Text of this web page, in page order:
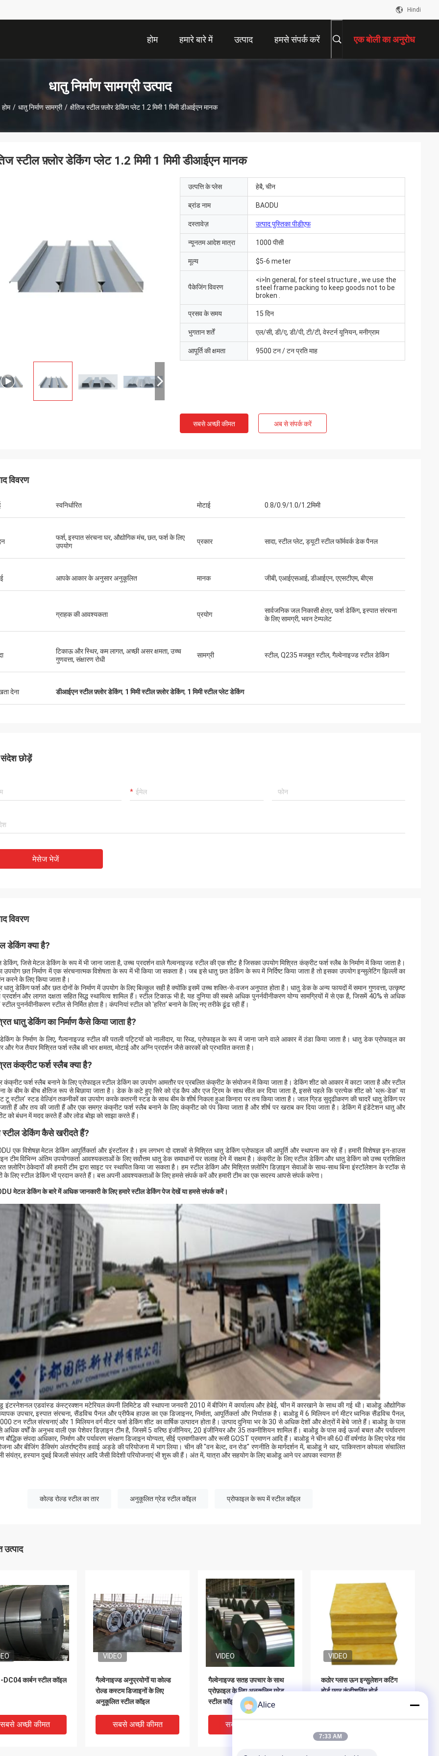
Hindi
होम हमारे बारे में उत्पाद हमसे संपर्क करें एक बोली का अनुरोध
धातु निर्माण सामग्री उत्पाद
होम / धातु निर्माण सामग्री / क्षैतिज स्टील फ़्लोर डेकिंग प्लेट 1.2 मिमी 1 मिमी डीआईएन मानक
रहा, धन्यवाद, हम इसे पाकर खुश हैंउत्पाद पहले से ही
संयंत्र में है। हम आपसे जो कुछ भी संवाद करते हैं"
स्टील फ़्लोर डेकिंग प्लेट 1.2 मिमी 1 मिमी डीआईएन मानक
उत्पत्ति के प्लेस हेबै, चीन
ब्रांड नाम BAODU
दस्तावेज़ उत्पाद पुस्तिका पीडीएफ
न्यूनतम आदेश मात्रा 1000 पीसी
मूल्य $5-6 meter
पैकेजिंग विवरण
<i>In general, for steel structure , we use the
steel frame packing to keep goods not to be
broken .
प्रसव के समय 15 दिन
भुगतान शर्तें एल/सी, डी/ए, डी/पी, टी/टी, वेस्टर्न यूनियन, मनीग्राम
आपूर्ति की क्षमता 9500 टन / टन प्रति माह
सबसे अच्छी कीमत अब से संपर्क करें
विवरण
स्वनिर्धारित मोटाई 0.8/0.9/1.0/1.2मिमी
फर्श, इस्पात संरचना घर, औद्योगिक मंच, छत, फर्श के लिए
उपयोग
प्रकार सादा, स्टील प्लेट, ड्यूटी स्टील फॉर्मवर्क डेक पैनल
आपके आकार के अनुसार अनुकूलित मानक जीबी, एआईएसआई, डीआईएन, एएसटीएम, बीएस
ग्राहक की आवश्यकता प्रयोग
सार्वजनिक जल निकासी क्षेत्र, फर्श डेकिंग, इस्पात संरचना
के लिए सामग्री, भवन टेम्पलेट
टिकाऊ और स्थिर, कम लागत, अच्छी असर क्षमता, उच्च
गुणवत्ता, संक्षारण रोधी
सामग्री स्टील, Q235 मजबूत स्टील, गैल्वेनाइज्ड स्टील डेकिंग
देना डीआईएन स्टील फ़्लोर डेकिंग, 1 मिमी स्टील फ़्लोर डेकिंग, 1 मिमी स्टील प्लेट डेकिंग
छोड़ें
मेसेज भेजें
विवरण
डेकिंग क्या है?
डेकिंग, जिसे मेटल डेकिंग के रूप में भी जाना जाता है, उच्च प्रदर्शन वाले गैल्वनाइज्ड स्टील की एक शीट है जिसका उपयोग मिश्रित कंक्रीट फर्श स्लैब के निर्माण में किया जाता है।
उपयोग छत निर्माण में एक संरचनात्मक विशेषता के रूप में भी किया जा सकता है। जब इसे धातु छत डेकिंग के रूप में निर्दिष्ट किया जाता है तो इसका उपयोग इन्सुलेटिंग झिल्ली का
करने के लिए किया जाता है।
धातु डेकिंग फर्श और छत दोनों के निर्माण में उपयोग के लिए बिल्कुल सही है क्योंकि इसमें उच्च शक्ति-से-वजन अनुपात होता है। धातु डेक के अन्य फायदों में समान गुणवत्ता, उत्कृष्ट
प्रदर्शन और लागत दक्षता सहित सिद्ध स्थायित्व शामिल हैं। स्टील टिकाऊ भी है; यह दुनिया की सबसे अधिक पुनर्नवीनीकरण योग्य सामग्रियों में से एक है, जिसमें 40% से अधिक
पुनर्नवीनीकरण स्टील से निर्मित होता है। कंपनियां स्टील को 'हरित' बनाने के लिए नए तरीके ढूंढ रही हैं।
धातु डेकिंग का निर्माण कैसे किया जाता है?
के निर्माण के लिए, गैल्वनाइज्ड स्टील की पतली पट्टियों को नालीदार, या रिब्ड, प्रोफाइल के रूप में जाना जाने वाले आकार में ठंडा किया जाता है। धातु डेक प्रोफाइल का
और गेज तैयार मिश्रित फर्श स्लैब की भार क्षमता, मोटाई और अग्नि प्रदर्शन जैसे कारकों को प्रभावित करता है।
कंक्रीट फर्श स्लैब क्या है?
कंक्रीट फर्श स्लैब बनाने के लिए प्रोफाइल स्टील डेकिंग का उपयोग आमतौर पर प्रबलित कंक्रीट के संयोजन में किया जाता है। डेकिंग शीट को आकार में काटा जाता है और स्टील
के बीम के बीच क्षैतिज रूप से बिछाया जाता है। डेक के कटे हुए सिरे को एंड कैप और एज ट्रिम के साथ सील कर दिया जाता है, इससे पहले कि प्रत्येक शीट को 'थ्रू-डेक' या
टू स्टील' स्टड वेल्डिंग तकनीकों का उपयोग करके कतरनी स्टड के साथ बीम के शीर्ष निकला हुआ किनारा पर तय किया जाता है। जाल ग्रिड सुदृढीकरण की चादरें धातु डेकिंग पर
हैं और तय की जाती हैं और एक समग्र कंक्रीट फर्श स्लैब बनाने के लिए कंक्रीट को पंप किया जाता है और शीर्ष पर खराब कर दिया जाता है। डेकिंग में इंडेंटेशन धातु और
को बंधन में मदद करते हैं और लोड बोझ को साझा करते हैं।
डेकिंग कैसे खरीदते हैं?
एक विशेषज्ञ मेटल डेकिंग आपूर्तिकर्ता और इंस्टॉलर है। हम लगभग दो दशकों से मिश्रित धातु डेकिंग प्रोफाइल की आपूर्ति और स्थापना कर रहे हैं। हमारी विशेषज्ञ इन-हाउस
टीम विभिन्न अंतिम उपयोगकर्ता आवश्यकताओं के लिए सर्वोत्तम धातु डेक समाधानों पर सलाह देने में सक्षम है। कंक्रीट के लिए स्टील डेकिंग और धातु डेकिंग को उच्च प्रशिक्षित
फ़्लोरिंग ठेकेदारों की हमारी टीम द्वारा साइट पर स्थापित किया जा सकता है। हम स्टील डेकिंग और मिश्रित फ़्लोरिंग डिज़ाइन सेवाओं के साथ-साथ बिना इंस्टॉलेशन के स्टॉक से
के लिए स्टील डेकिंग भी प्रदान करते हैं। बस अपनी आवश्यकताओं के लिए हमसे संपर्क करें और हमारी टीम का एक सदस्य आपसे संपर्क करेगा।
मेटल डेकिंग के बारे में अधिक जानकारी के लिए हमारे स्टील डेकिंग पेज देखें या हमसे संपर्क करें।
इंटरनेशनल एडवांस्ड कंस्ट्रक्शन मटेरियल कंपनी लिमिटेड की स्थापना जनवरी 2010 में बीजिंग में कार्यालय और हेबेई, चीन में कारखाने के साथ की गई थी। बाओडू औद्योगिक
उपचार, इस्पात संरचना, सैंडविच पैनल और प्रीफैब हाउस का एक डिजाइनर, निर्माता, आपूर्तिकर्ता और निर्यातक है। बाओडू में 6 मिलियन वर्ग मीटर ध्वनिक सैंडविच पैनल,
टन स्टील संरचनाएं और 1 मिलियन वर्ग मीटर फर्श डेकिंग शीट का वार्षिक उत्पादन होता है। उत्पाद दुनिया भर के 30 से अधिक देशों और क्षेत्रों में बेचे जाते हैं। बाओडू के पास
अधिक वर्षों के अनुभव वाली एक पेशेवर डिज़ाइन टीम है, जिसमें 5 वरिष्ठ इंजीनियर, 20 इंजीनियर और 35 तकनीशियन शामिल हैं। बाओडू के पास कई ऊर्जा बचत और पर्यावरण
बौद्धिक संपदा अधिकार, निर्माण और पर्यावरण संरक्षण डिजाइन योग्यता, सीई प्रमाणीकरण और रूसी GOST प्रमाणन आदि हैं। बाओडू ने चीन की 60 वीं वर्षगांठ के लिए परेड गांव
और बीजिंग डैक्सिंग अंतर्राष्ट्रीय हवाई अड्डे की परियोजना में भाग लिया। चीन की "वन बेल्ट, वन रोड" रणनीति के मार्गदर्शन में, बाओडू ने थार, पाकिस्तान कोयला संचालित
संयंत्र, हस्यान दुबई बिजली संयंत्र आदि जैसी विदेशी परियोजनाएं भी शुरू की हैं। अंत में, यात्रा और सहयोग के लिए बाओडू आने पर आपका स्वागत है!
कोल्ड रोल्ड स्टील का तार अनुकूलित ग्रेड स्टील कॉइल प्रोफाइल के रूप में स्टील कॉइल
DC04 कार्बन स्टील कॉइल
सबसे अच्छी कीमत
VIDEO
गैल्वेनाइज्ड अनुप्रयोगों या कोल्ड
रोल्ड कस्टम डिजाइनों के लिए
अनुकूलित स्टील कॉइल
सबसे अच्छी कीमत
VIDEO
गैल्वेनाइज्ड सतह उपचार के साथ
प्रोफ़ाइल के लिए अनुकूलित ग्रेड
स्टील कॉइल
सबसे अच्छी कीमत
VIDEO
कठोर ग्लास ऊन इन्सुलेशन कटिंग
बोर्ड एयर कंडीशनिंग बोर्ड
Alice
7:33 AM